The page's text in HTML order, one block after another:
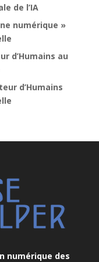
de l’IA
numérique »
d’Humains au
d’Humains
numérique des